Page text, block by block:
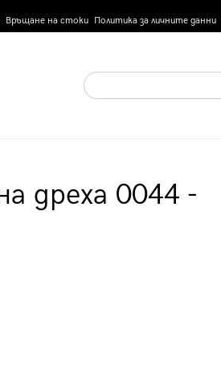
Връщане на стоки Политика за личните данни
дреха 0044 -